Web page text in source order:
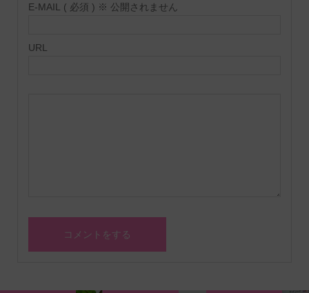
E-MAIL ( 必須 ) ※ 公開されません
URL